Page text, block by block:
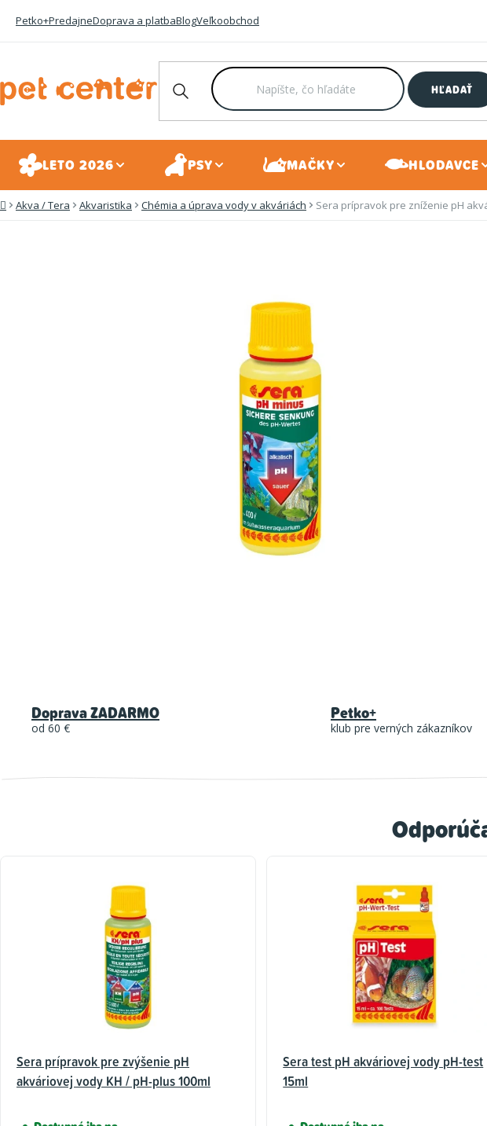
Petko+PredajneDoprava a platbaBlogVeľkoobchod
HĽADAŤ
LETO 2026 PSY MAČKY HLODAVCE
DomovAkva / Tera Akvaristika Chémia a úprava vody v akváriách Sera prípravok pre zníženie pH
Sera prípravok pre zvýšenie pH
akváriovej vody KH / pH-plus 100ml
Sera test pH akváriovej vody pH-test
15ml
Doprava ZADARMO
od 60 €
Petko+
klub pre verných zákazníkov